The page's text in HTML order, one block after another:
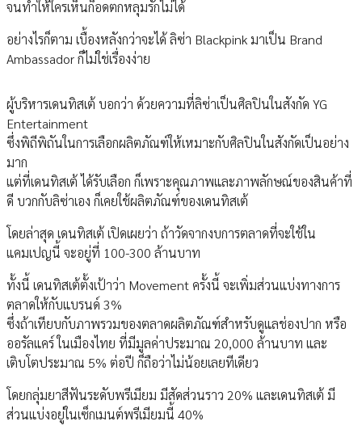
จนทำให้ใครเห็นก็อดตกหลุมรักไม่ได้
อย่างไรก็ตาม เบื้องหลังกว่าจะได้ ลิซ่า Blackpink มาเป็น Brand
Ambassador ก็ไม่ใช่เรื่องง่าย
ผู้บริหารเดนทิสเต้ บอกว่า ด้วยความที่ลิซ่าเป็นศิลปินในสังกัด YG
Entertainment
ซึ่งพิถีพิถันในการเลือกผลิตภัณฑ์ให้เหมาะกับศิลปินในสังกัดเป็นอย่าง
มาก
แต่ที่เดนทิสเต้ ได้รับเลือก ก็เพราะคุณภาพและภาพลักษณ์ของสินค้าที่
ดี บวกกับลิซ่าเอง ก็เคยใช้ผลิตภัณฑ์ของเดนทิสเต้
โดยล่าสุด เดนทิสเต้ เปิดเผยว่า ถ้าวัดจากงบการตลาดที่จะใช้ใน
แคมเปญนี้ จะอยู่ที่ 100-300 ล้านบาท
ทั้งนี้ เดนทิสเต้ตั้งเป้าว่า Movement ครั้งนี้ จะเพิ่มส่วนแบ่งทางการ
ตลาดให้กับแบรนด์ 3%
ซึ่งถ้าเทียบกับภาพรวมของตลาดผลิตภัณฑ์สำหรับดูแลช่องปาก หรือ
ออรัลแคร์ ในเมืองไทย ที่มีมูลค่าประมาณ 20,000 ล้านบาท และ
เติบโตประมาณ 5% ต่อปี ก็ถือว่าไม่น้อยเลยทีเดียว
โดยกลุ่มยาสีฟันระดับพรีเมียม มีสัดส่วนราว 20% และเดนทิสเต้ มี
ส่วนแบ่งอยู่ในเซ็กเมนต์พรีเมียมนี้ 40%